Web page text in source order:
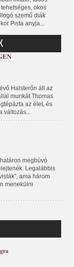
okos
szemű diák
Pista anyja...
Halsterőn áll az
munkát Thomas
az élet, és
megbúvó
Legalábbis
ama három
menekülni